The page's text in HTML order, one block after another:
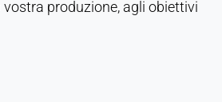
produzione, agli obiettivi